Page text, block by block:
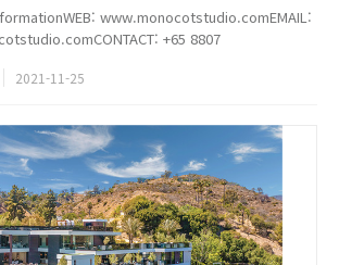
www.monocotstudio.comEMAIL:
+65 8807
SINGAPOREARCHIT...
2021-11-25